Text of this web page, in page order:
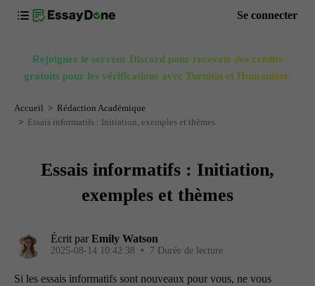
Se connecter
Rejoignez le serveur Discord pour recevoir des crédits
gratuits pour les vérifications avec Turnitin et Humanizer.
Accueil
Rédaction Académique
Essais informatifs : Initiation, exemples et thèmes
Essais informatifs : Initiation,
exemples et thèmes
Écrit par Emily Watson
2025-08-14 10:42:38 • 7 Durée de lecture
Si les essais informatifs sont nouveaux pour vous, ne vous